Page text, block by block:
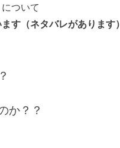
について
す（ネタバレがあります）
か？？